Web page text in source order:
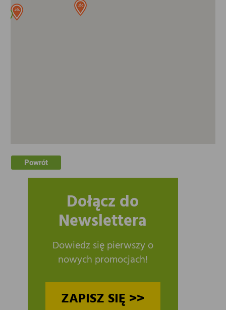
Powrót
Dołącz do
Newslettera
Dowiedz się pierwszy o
nowych promocjach!
ZAPISZ SIĘ >>